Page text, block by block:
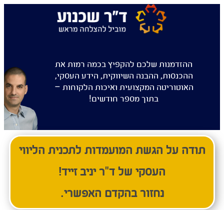
ההזדמנות שלכם להקפיץ בכמה רמות את
ההכנסות, ההבנה השיווקית, הידע העסקי,
האוטוריטה המקצועית ואיכות הלקוחות –
בתוך מספר חודשים!
תודה על הגשת המועמדות לתכנית הליווי
העסקי של ד"ר יניב זייד!
נחזור בהקדם האפשרי.